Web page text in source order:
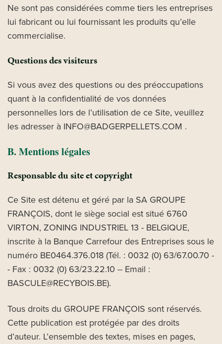
Ne sont pas considérées comme tiers les entreprises
lui fabricant ou lui fournissant les produits qu’elle
commercialise.
Questions des visiteurs
Si vous avez des questions ou des préoccupations
quant à la confidentialité de vos données
personnelles lors de l’utilisation de ce Site, veuillez
les adresser à INFO@BADGERPELLETS.COM .
B. Mentions légales
Responsable du site et copyright
Ce Site est détenu et géré par la SA GROUPE
FRANÇOIS, dont le siège social est situé 6760
VIRTON, ZONING INDUSTRIEL 13 - BELGIQUE,
inscrite à la Banque Carrefour des Entreprises sous le
numéro BE0464.376.018 (Tél. : 0032 (0) 63/67.00.70 -
- Fax : 0032 (0) 63/23.22.10 -- Email :
BASCULE@RECYBOIS.BE).
Tous droits du GROUPE FRANÇOIS sont réservés.
Cette publication est protégée par des droits
d’auteur. L’ensemble des textes, mises en pages,